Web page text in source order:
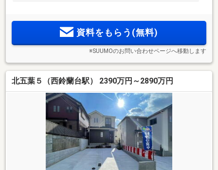
資料をもらう(無料)
※SUUMOのお問い合わせページへ移動します
北五葉５（西鈴蘭台駅） 2390万円～2890万円